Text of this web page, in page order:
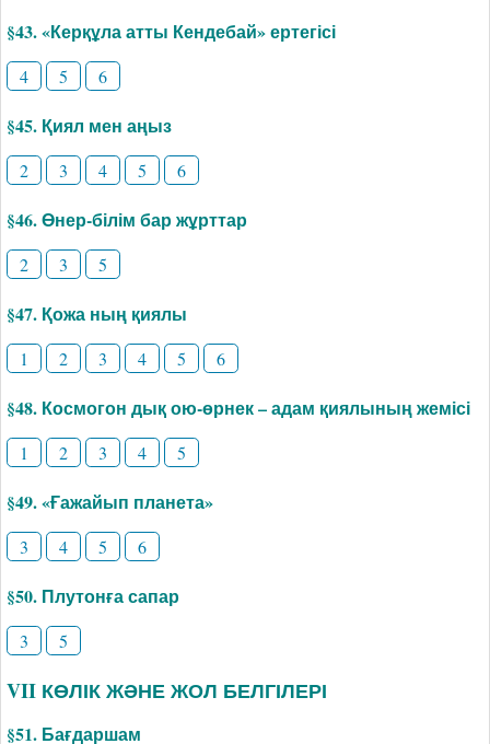
§43. «Керқұла атты Кендебай» ертегісі
4 5 6
§45. Қиял мен аңыз
2 3 4 5 6
§46. Өнер-білім бар жұрттар
2 3 5
§47. Қожа ның қиялы
1 2 3 4 5 6
§48. Космогон дық ою-өрнек – адам қиялының жемісі
1 2 3 4 5
§49. «Ғажайып планета»
3 4 5 6
§50. Плутонға сапар
3 5
VII КӨЛІК ЖӘНЕ ЖОЛ БЕЛГІЛЕРІ
§51. Бағдаршам